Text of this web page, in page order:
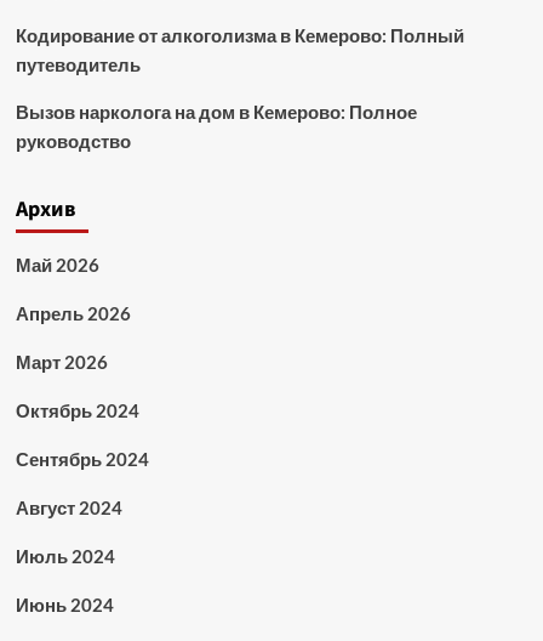
Кодирование от алкоголизма в Кемерово: Полный
путеводитель
Вызов нарколога на дом в Кемерово: Полное
руководство
Архив
Май 2026
Апрель 2026
Март 2026
Октябрь 2024
Сентябрь 2024
Август 2024
Июль 2024
Июнь 2024